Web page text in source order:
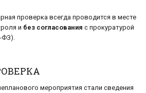
проверка всегда проводится в месте
и без согласования с прокуратурой
мероприятия стали сведения